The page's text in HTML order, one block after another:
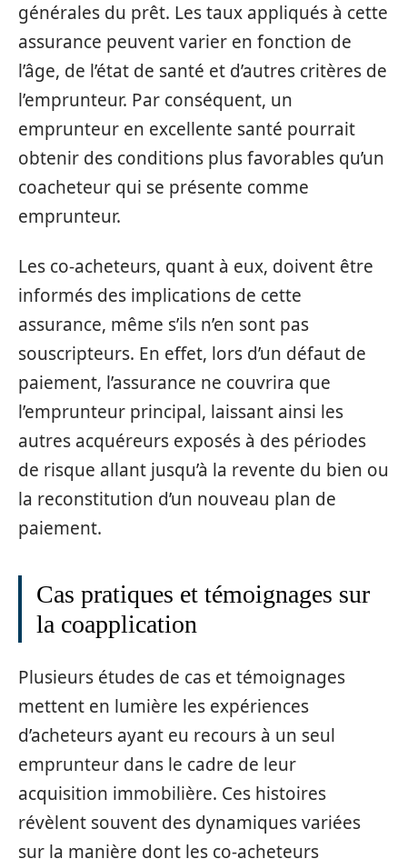
générales du prêt. Les taux appliqués à cette
assurance peuvent varier en fonction de
l’âge, de l’état de santé et d’autres critères de
l’emprunteur. Par conséquent, un
emprunteur en excellente santé pourrait
obtenir des conditions plus favorables qu’un
coacheteur qui se présente comme
emprunteur.
Les co-acheteurs, quant à eux, doivent être
informés des implications de cette
assurance, même s’ils n’en sont pas
souscripteurs. En effet, lors d’un défaut de
paiement, l’assurance ne couvrira que
l’emprunteur principal, laissant ainsi les
autres acquéreurs exposés à des périodes
de risque allant jusqu’à la revente du bien ou
la reconstitution d’un nouveau plan de
paiement.
Cas pratiques et témoignages sur
la coapplication
Plusieurs études de cas et témoignages
mettent en lumière les expériences
d’acheteurs ayant eu recours à un seul
emprunteur dans le cadre de leur
acquisition immobilière. Ces histoires
révèlent souvent des dynamiques variées
sur la manière dont les co-acheteurs